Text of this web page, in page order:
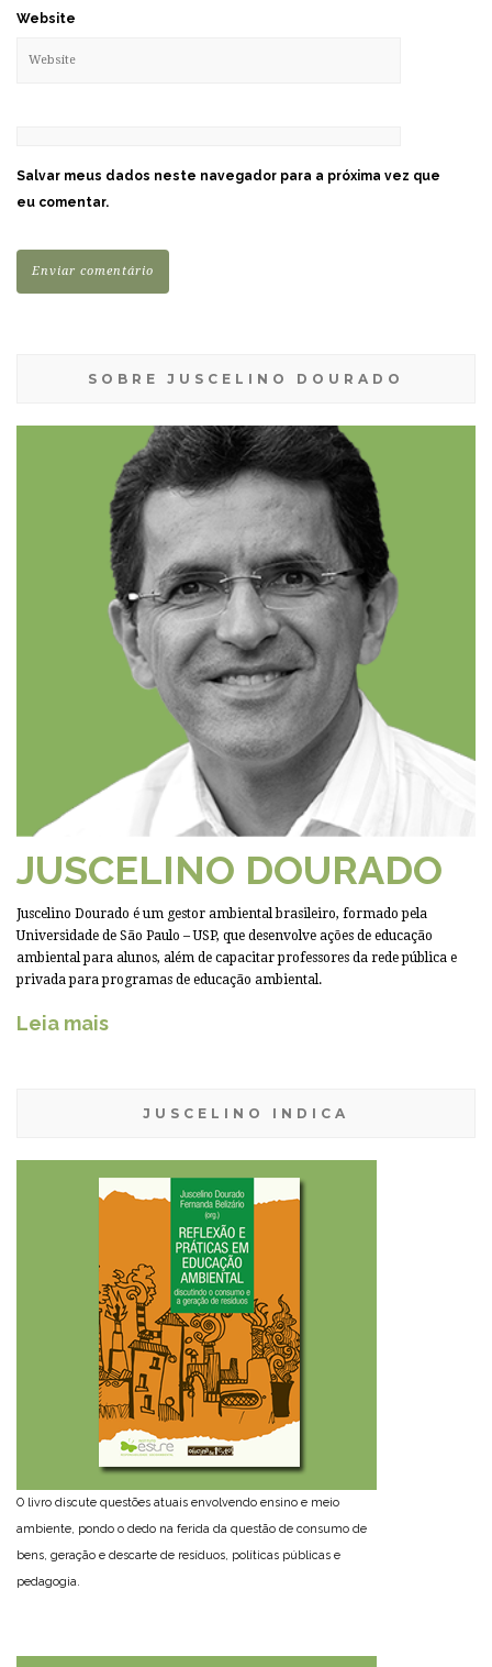
Website
Salvar meus dados neste navegador para a próxima vez que
eu comentar.
SOBRE JUSCELINO DOURADO
JUSCELINO DOURADO
Juscelino Dourado é um gestor ambiental brasileiro, formado pela
Universidade de São Paulo – USP, que desenvolve ações de educação
ambiental para alunos, além de capacitar professores da rede pública e
privada para programas de educação ambiental.
Leia mais
JUSCELINO INDICA
O livro discute questões atuais envolvendo ensino e meio
ambiente, pondo o dedo na ferida da questão de consumo de
bens, geração e descarte de resíduos, políticas públicas e
pedagogia.